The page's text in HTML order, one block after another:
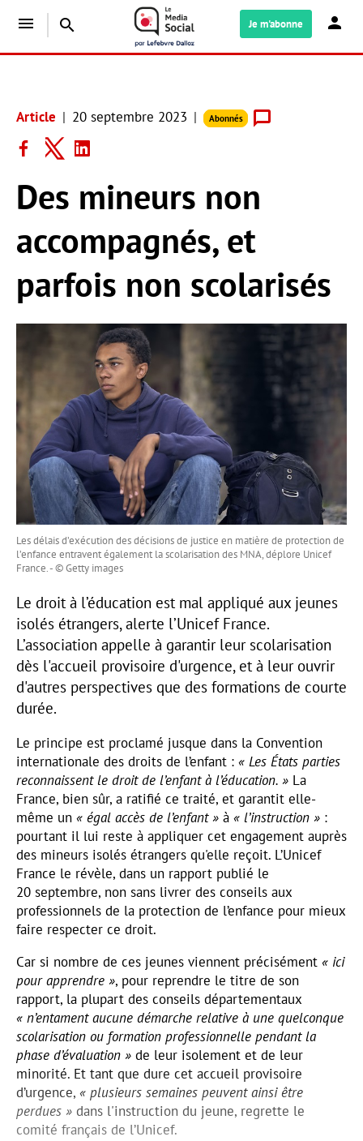
menu search Je m'abonne
Article 20 septembre 2023 Abonnés
Des mineurs non
accompagnés, et
parfois non scolarisés
Les délais d’exécution des décisions de justice en matière de protection de
l’enfance entravent également la scolarisation des MNA, déplore Unicef
France. - © Getty images
Le droit à l’éducation est mal appliqué aux jeunes
isolés étrangers, alerte l’Unicef France.
L’association appelle à garantir leur scolarisation
dès l'accueil provisoire d'urgence, et à leur ouvrir
d'autres perspectives que des formations de courte
durée.
Le principe est proclamé jusque dans la Convention
internationale des droits de l’enfant : « Les États parties
reconnaissent le droit de l’enfant à l’éducation. » La
France, bien sûr, a ratifié ce traité, et garantit elle-
même un « égal accès de l’enfant » à « l’instruction » :
pourtant il lui reste à appliquer cet engagement auprès
des mineurs isolés étrangers qu'elle reçoit. L’Unicef
France le révèle, dans un rapport publié le
20 septembre, non sans livrer des conseils aux
professionnels de la protection de l’enfance pour mieux
faire respecter ce droit.
Car si nombre de ces jeunes viennent précisément « ici
pour apprendre », pour reprendre le titre de son
rapport, la plupart des conseils départementaux
« n’entament aucune démarche relative à une quelconque
scolarisation ou formation professionnelle pendant la
phase d’évaluation » de leur isolement et de leur
minorité. Et tant que dure cet accueil provisoire
d’urgence, « plusieurs semaines peuvent ainsi être
perdues » dans l'instruction du jeune, regrette le
comité français de l’Unicef.